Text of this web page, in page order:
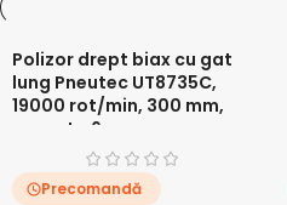
Polizor drept biax cu gat
lung Pneutec UT8735C,
19000 rot/min, 300 mm,
penseta 6 mm
Precomandă